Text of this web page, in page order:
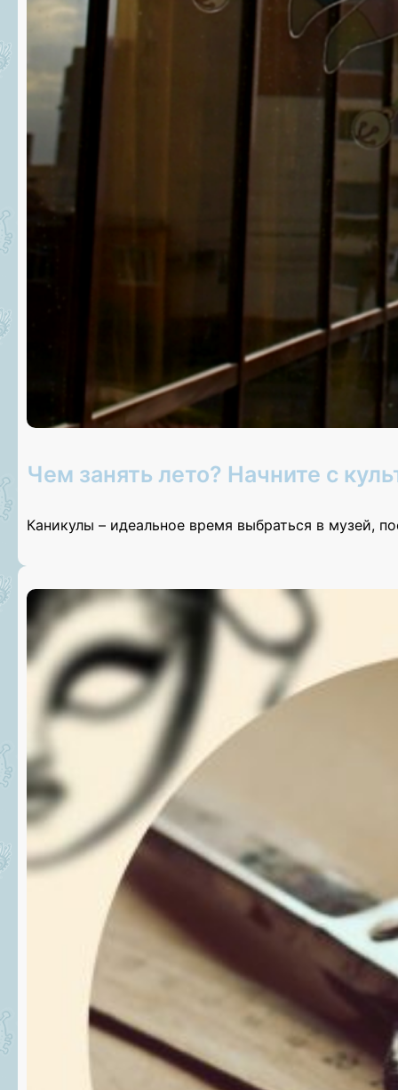
Чем занять лето? Начните с
Каникулы – идеальное время выбраться в музей,